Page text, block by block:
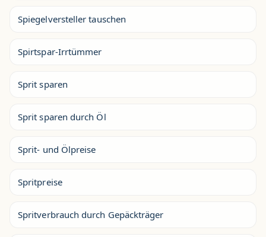
Spiegelversteller tauschen
Spirtspar-Irrtümmer
Sprit sparen
Sprit sparen durch Öl
Sprit- und Ölpreise
Spritpreise
Spritverbrauch durch Gepäckträger